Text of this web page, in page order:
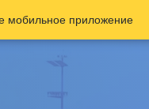
мобильное приложение